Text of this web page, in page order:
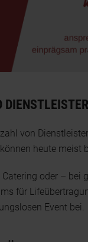
von
heute meist
oder –
für
Event bei.